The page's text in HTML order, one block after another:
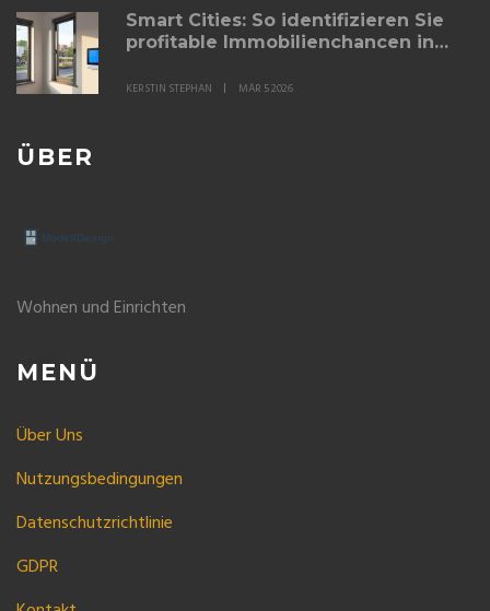
Smart Cities: So identifizieren Sie
profitable Immobilienchancen in
Stadtentwicklungsprojekten
KERSTIN STEPHAN MÄR 5 2026
ÜBER
Wohnen und Einrichten
MENÜ
Über Uns
Nutzungsbedingungen
Datenschutzrichtlinie
GDPR